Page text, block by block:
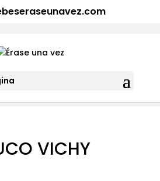
Si necesitan más información
VICHY